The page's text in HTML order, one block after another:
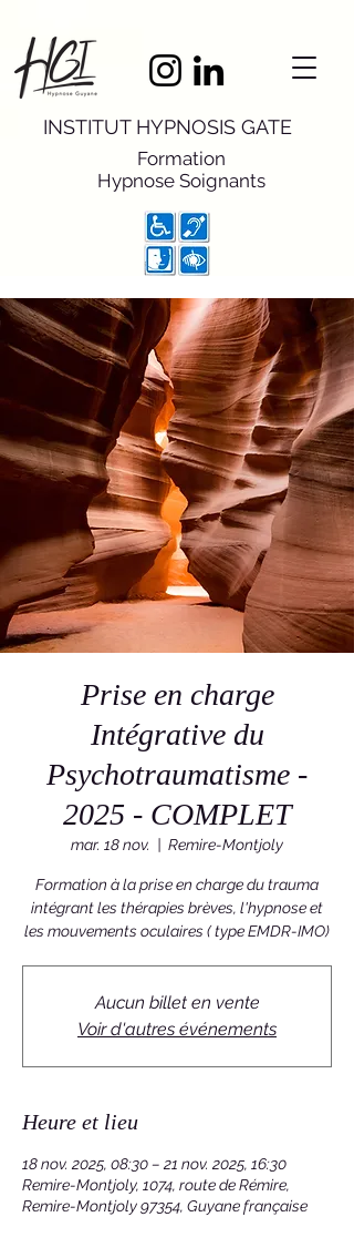
INSTITUT HYPNOSIS GATE
Formation
Hypnose Soignants
Prise en charge
Intégrative du
Psychotraumatisme -
2025 - COMPLET
mar. 18 nov. Remire-Montjoly
Formation à la prise en charge du trauma
intégrant les thérapies brèves, l'hypnose et
les mouvements oculaires ( type EMDR-IMO)
Aucun billet en vente
Voir d'autres événements
Heure et lieu
18 nov. 2025, 08:30 – 21 nov. 2025, 16:30
Remire-Montjoly, 1074, route de Rémire,
Remire-Montjoly 97354, Guyane française